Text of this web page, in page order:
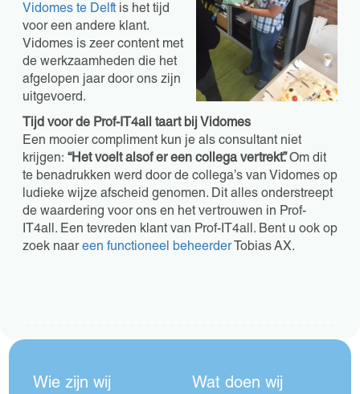
Vidomes te Delft is het tijd
voor een andere klant.
Vidomes is zeer content met
de werkzaamheden die het
afgelopen jaar door ons zijn
uitgevoerd.
Tijd voor de Prof-IT4all taart bij Vidomes
Een mooier compliment kun je als consultant niet
krijgen: “Het voelt alsof er een collega vertrekt”.Om dit
te benadrukken werd door de collega’s van Vidomes op
ludieke wijze afscheid genomen. Dit alles onderstreept
de waardering voor ons en het vertrouwen in Prof-
IT4all. Een tevreden klant van Prof-IT4all. Bent u ook op
zoek naareen functioneel beheerderTobias AX.
Wie zijn wij Wat doen wij